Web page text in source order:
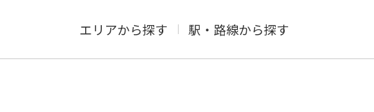
エリアから探す 駅・路線から探す